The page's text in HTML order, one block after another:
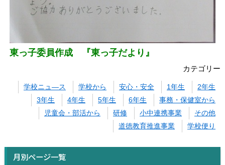
東っ子委員作成 『東っ子だより』
カテゴリー
学校ニュ―ス 学校から 安心・安全 1年生
2年生
3年生
4年生 5年生 6年生
事務・保健室から
児童会・部活から
研修 小中連携事業
その他
道徳教育推進事業
学校便り
月別ページ一覧